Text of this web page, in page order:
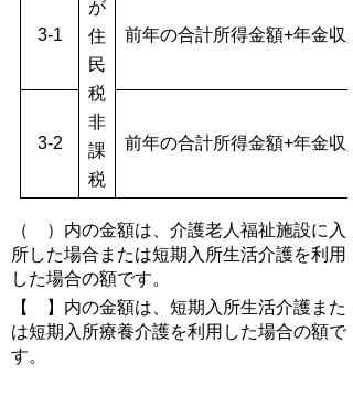
が
住
民
税
非
課
税
3-1 前年の合計所得金額+年金
3-2 前年の合計所得金額+年金
（ ）内の金額は、介護老人福祉施設に入
所した場合または短期入所生活介護を利用
した場合の額です。
【 】内の金額は、短期入所生活介護また
は短期入所療養介護を利用した場合の額で
す。